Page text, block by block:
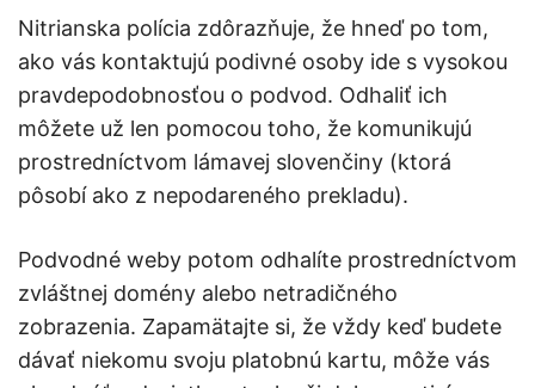
Nitrianska polícia zdôrazňuje, že hneď po tom,
ako vás kontaktujú podivné osoby ide s vysokou
pravdepodobnosťou o podvod. Odhaliť ich
môžete už len pomocou toho, že komunikujú
prostredníctvom lámavej slovenčiny (ktorá
pôsobí ako z nepodareného prekladu).
Podvodné weby potom odhalíte prostredníctvom
zvláštnej domény alebo netradičného
zobrazenia. Zapamätajte si, že vždy keď budete
dávať niekomu svoju platobnú kartu, môže vás